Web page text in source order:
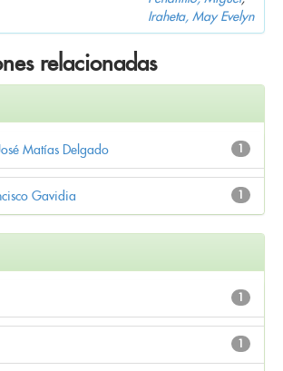
Iraheta, May Evelyn
relacionadas
1
Matías Delgado
1
Gavidia
1
1